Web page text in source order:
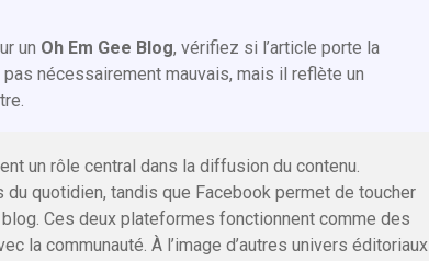
un Oh Em Gee Blog, vérifiez si l’article porte la
pas nécessairement mauvais, mais il reflète un
un rôle central dans la diffusion du contenu.
quotidien, tandis que Facebook permet de toucher
Ces deux plateformes fonctionnent comme des
la communauté. À l’image d’autres univers éditoriaux